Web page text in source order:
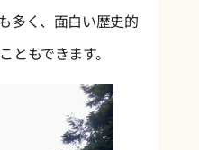
多く、面白い歴史的
ともできます。